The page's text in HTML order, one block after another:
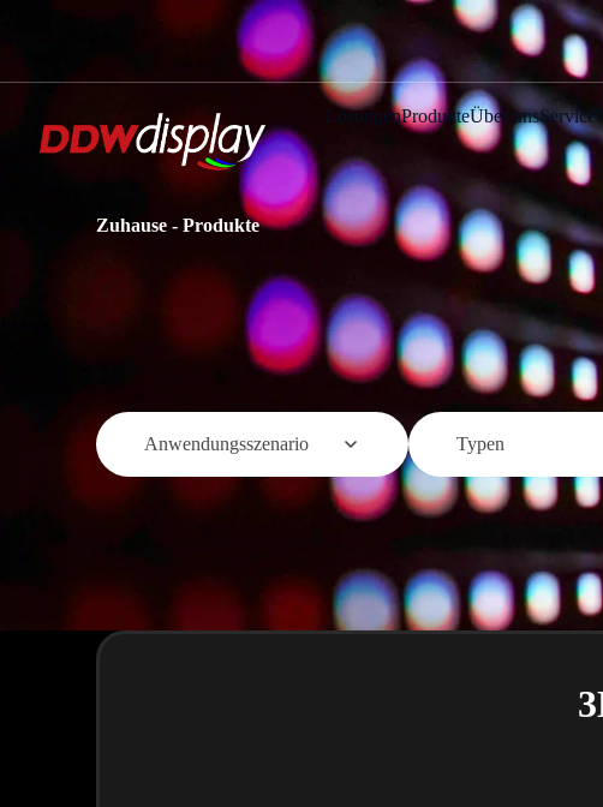
LösungenProdukteÜber unsService
Zuhause - Produkte
Anwendungsszenario Typen